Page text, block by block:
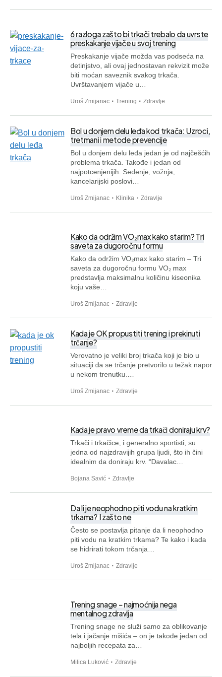
6 razloga zašto bi trkači trebalo da uvrste
preskakanje vijače u svoj trening
Preskakanje vijače možda vas podseća na
detinjstvo, ali ovaj jednostavan rekvizit može
biti moćan saveznik svakog trkača.
Uvrštavanjem vijače u…
Uroš Zmijanac Trening Zdravlje
Bol u donjem delu leđa kod trkača: Uzroci,
tretmani i metode prevencije
Bol u donjem delu leđa jedan je od najčešćih
problema trkača. Takođe i jedan od
najpotcenjenijih. Sedenje, vožnja,
kancelarijski poslovi…
Uroš Zmijanac Klinika Zdravlje
Kako da održim VO₂max kako starim? Tri
saveta za dugoročnu formu
Kako da održim VO₂max kako starim – Tri
saveta za dugoročnu formu VO₂ max
predstavlja maksimalnu količinu kiseonika
koju vaše…
Uroš Zmijanac Zdravlje
Kada je OK propustiti trening i prekinuti
trčanje?
Verovatno je veliki broj trkača koji je bio u
situaciji da se trčanje pretvorilo u težak napor
u nekom trenutku.…
Uroš Zmijanac Zdravlje
Kada je pravo vreme da trkači doniraju krv?
Trkači i trkačice, i generalno sportisti, su
jedna od najzdravijih grupa ljudi, što ih čini
idealnim da doniraju krv. “Davalac…
Bojana Savić Zdravlje
Da li je neophodno piti vodu na kratkim
trkama? I zašto ne
Često se postavlja pitanje da li neophodno
piti vodu na kratkim trkama? Te kako i kada
se hidrirati tokom trčanja…
Uroš Zmijanac Zdravlje
Trening snage – najmoćnija nega
mentalnog zdravlja
Trening snage ne služi samo za oblikovanje
tela i jačanje mišića – on je takođe jedan od
najboljih recepata za…
Milica Luković Zdravlje